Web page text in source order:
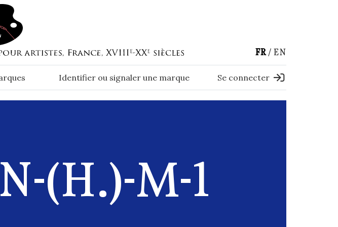
FR EN
Identifier ou signaler une marque Se connecter
(H.)-M-1